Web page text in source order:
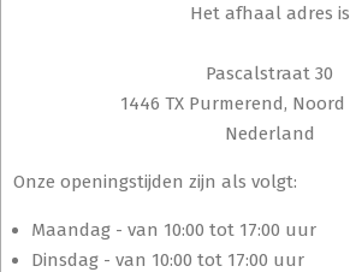
Het afhaal adres is
Pascalstraat 30
1446 TX Purmerend,
Nederland
Onze openingstijden zijn als volgt:
Maandag - van 10:00 tot 17:00 uur
Dinsdag - van 10:00 tot 17:00 uur